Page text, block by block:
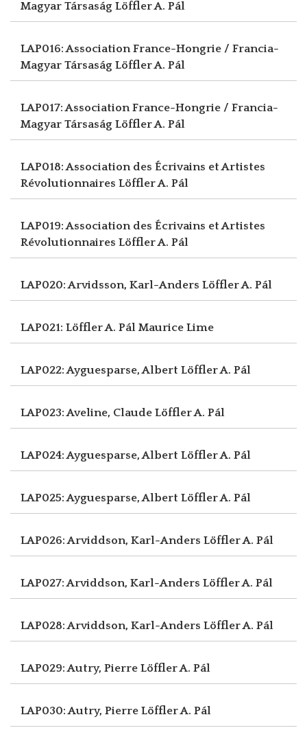
Magyar Társaság Löffler A. Pál
LAP016: Association France-Hongrie / Francia-
Magyar Társaság Löffler A. Pál
LAP017: Association France-Hongrie / Francia-
Magyar Társaság Löffler A. Pál
LAP018: Association des Écrivains et Artistes
Révolutionnaires Löffler A. Pál
LAP019: Association des Écrivains et Artistes
Révolutionnaires Löffler A. Pál
LAP020: Arvidsson, Karl-Anders Löffler A. Pál
LAP021: Löffler A. Pál Maurice Lime
LAP022: Ayguesparse, Albert Löffler A. Pál
LAP023: Aveline, Claude Löffler A. Pál
LAP024: Ayguesparse, Albert Löffler A. Pál
LAP025: Ayguesparse, Albert Löffler A. Pál
LAP026: Arviddson, Karl-Anders Löffler A. Pál
LAP027: Arviddson, Karl-Anders Löffler A. Pál
LAP028: Arviddson, Karl-Anders Löffler A. Pál
LAP029: Autry, Pierre Löffler A. Pál
LAP030: Autry, Pierre Löffler A. Pál